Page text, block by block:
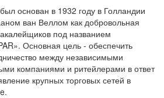
основан в 1932 году в Голландии
ван Веллом как добровольная
под названием
Основная цель - обеспечить
между независимыми
компаниями и ритейлерами в ответ
крупных торговых сетей в